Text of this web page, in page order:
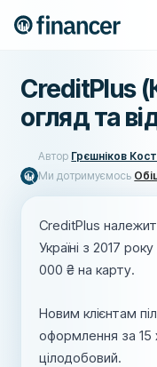
CreditPlus
огляд та
Автор Грєшніков
Ми дотримуємось
CreditPlus
Україні з 2017
000 ₴ на карту.
Новим клієнтам
оформлення за 15
цілодобовий.